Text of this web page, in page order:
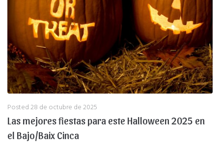
Posted28 de octubre de 2025
Las mejores fiestas para este Halloween 2025 en
el Bajo/Baix Cinca